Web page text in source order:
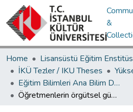
&
Home
İKÜ Tezler / IKU Theses
Eğitim Bilimleri Ana Bilim Dalı / Department of Educational Sciences
Öğretmenlerin örgütsel güç mesafesi ile örgütsel sinerji düzeyi arasındaki ilişki